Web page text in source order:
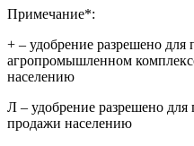
Примечание*:
+ – удобрение разрешено для
агропромышленном
населению
Л – удобрение разрешено
продажи населению